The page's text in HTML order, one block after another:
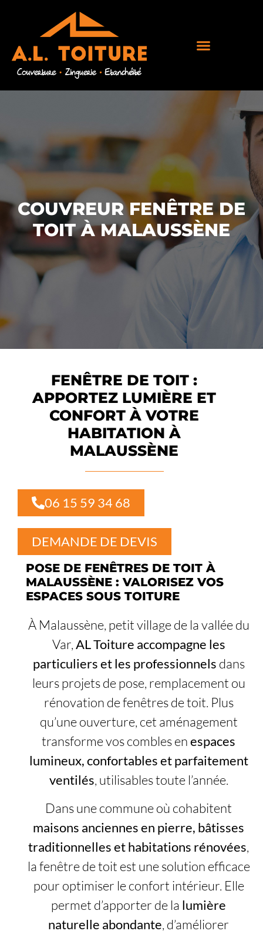
COUVREUR FENÊTRE DE
TOIT À MALAUSSÈNE
FENÊTRE DE TOIT :
APPORTEZ LUMIÈRE ET
CONFORT À VOTRE
HABITATION À
MALAUSSÈNE
06 15 59 34 68
DEMANDE DE DEVIS
POSE DE FENÊTRES DE TOIT À
MALAUSSÈNE : VALORISEZ VOS
ESPACES SOUS TOITURE
À Malaussène, petit village de la vallée du
Var,AL Toiture accompagne les
particuliers et les professionnels dans
leurs projets de pose, remplacement ou
rénovation de fenêtres de toit. Plus
qu’une ouverture, cet aménagement
transforme vos combles enespaces
lumineux, confortables et parfaitement
ventilés, utilisables toute l’année.
Dans une commune où cohabitent
maisons anciennes en pierre, bâtisses
traditionnelles et habitations rénovées,
la fenêtre de toit est une solution efficace
pour optimiser le confort intérieur. Elle
permet d’apporter de la lumière
naturelle abondante, d’améliorer